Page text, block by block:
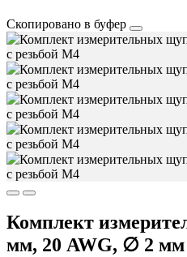
Скопировано в буфер
Комплект
мм, 20 AWG, ∅ 2 мм